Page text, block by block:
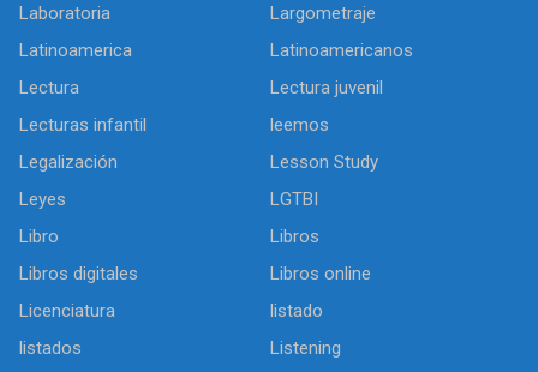
Laboratoria
Largometraje
Latinoamerica
Latinoamericanos
Lectura
Lectura juvenil
Lecturas infantil
leemos
Legalización
Lesson Study
Leyes
LGTBI
Libro
Libros
Libros digitales
Libros online
Licenciatura
listado
listados
Listening